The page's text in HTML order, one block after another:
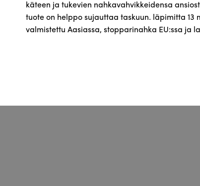
käteen ja tukevien nahkavahvikkeidensa
tuote on helppo sujauttaa taskuun. läpimitta 13
valmistettu Aasiassa, stopparinahka EU:ssa ja